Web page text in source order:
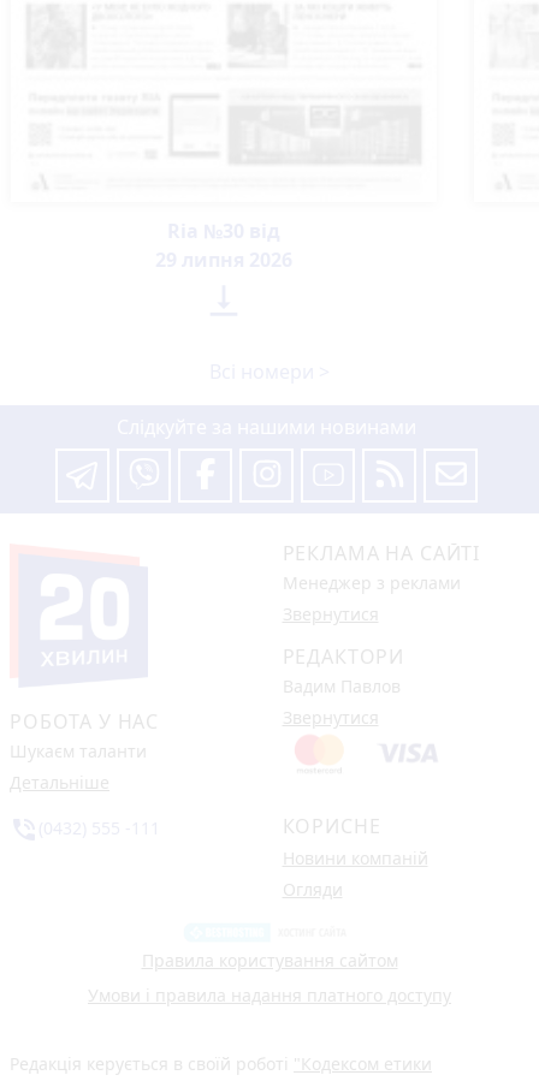
РОБОТА У НАС
Шукаєм таланти
Детальніше
РЕКЛАМА НА САЙТІ
Менеджер з реклами
Звернутися
РЕДАКТОРИ
Вадим Павлов
Звернутися
КОРИСНЕ
Новини компаній
Огляди
Правила користування сайтом
Умови і правила надання платного доступу
Редакція керується в своїй роботі "Кодексом етики